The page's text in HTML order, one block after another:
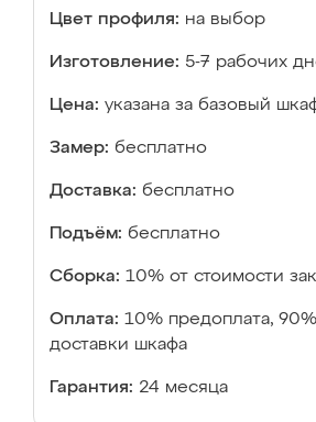
Цвет профиля: на выбор
Изготовление: 5-7 рабочих
Цена: указана за базовый
Замер: бесплатно
Доставка: бесплатно
Подъём: бесплатно
Сборка: 10% от стоимости
Оплата: 10% предоплата,
доставки шкафа
Гарантия: 24 месяца